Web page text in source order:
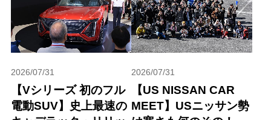
2026/07/31
【Vシリーズ 初のフル
電動SUV】史上最速の
2026/07/31
【US NISSAN CAR
MEET】USニッサン勢